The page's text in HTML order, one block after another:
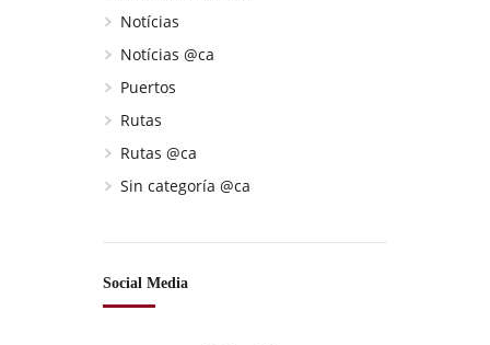
Notícias
Notícias @ca
Puertos
Rutas
Rutas @ca
Sin categoría @ca
Social Media